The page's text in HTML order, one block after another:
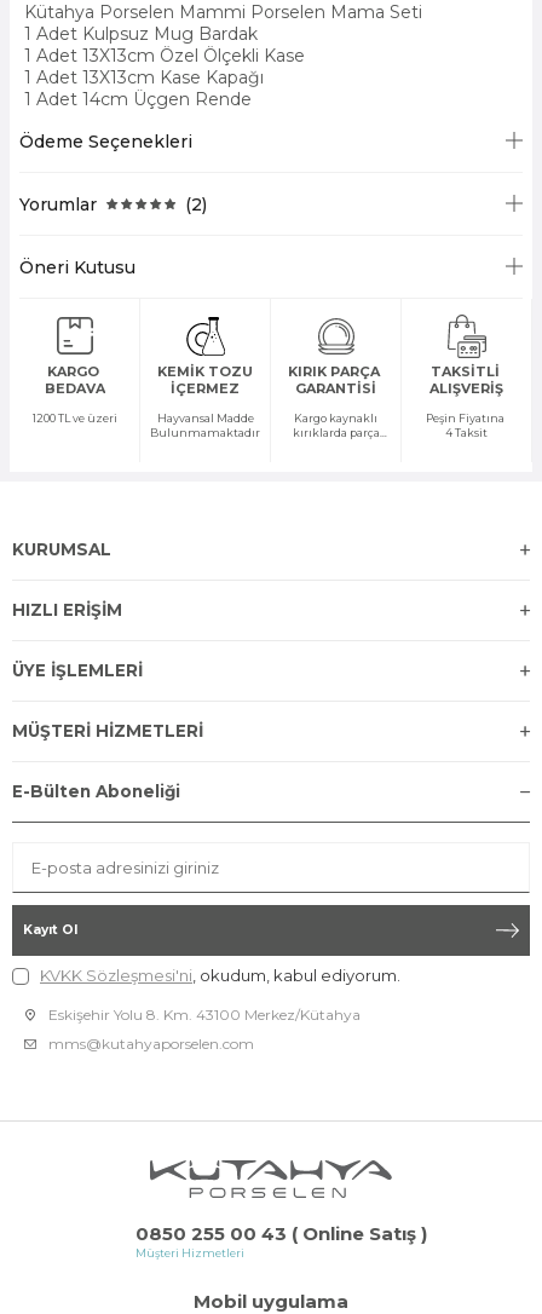
Kütahya Porselen Mammi Porselen Mama Seti
1 Adet Kulpsuz Mug Bardak
1 Adet 13X13cm Özel Ölçekli Kase
1 Adet 13X13cm Kase Kapağı
1 Adet 14cm Üçgen Rende
Ödeme Seçenekleri
Yorumlar (2)
Öneri Kutusu
KARGO
BEDAVA
1200 TL ve üzeri
KEMİK TOZU
İÇERMEZ
Hayvansal Madde
Bulunmamaktadır
KIRIK PARÇA
GARANTİSİ
Kargo kaynaklı
kırıklarda parça
TAKSİTLİ
ALIŞVERİŞ
Peşin Fiyatına
4 Taksit
0850 255 00 43 ( Online Satış )
Müşteri Hizmetleri
Mobil uygulama
KURUMSAL
HIZLI ERİŞİM
ÜYE İŞLEMLERİ
MÜŞTERİ HİZMETLERİ
E-Bülten Aboneliği
Kayıt Ol
KVKK Sözleşmesi'ni , okudum, kabul ediyorum.
Eskişehir Yolu 8. Km. 43100 Merkez/Kütahya
mms@kutahyaporselen.com